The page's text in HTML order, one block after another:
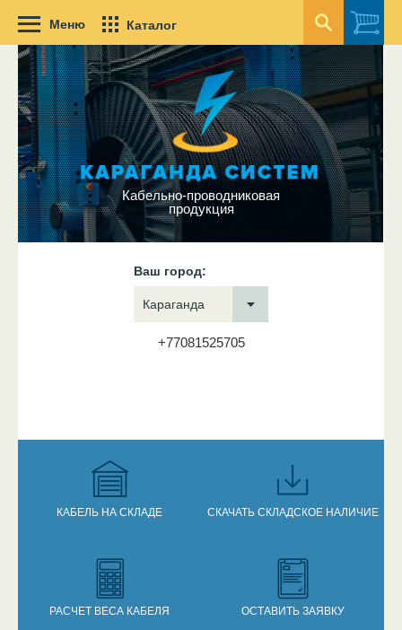
Меню Каталог
Кабельно-проводниковая
продукция
Ваш город:
Караганда
+77081525705
КАБЕЛЬ НА СКЛАДЕ СКАЧАТЬ СКЛАДСКОЕ НАЛИЧИЕ
РАСЧЕТ ВЕСА КАБЕЛЯ ОСТАВИТЬ ЗАЯВКУ